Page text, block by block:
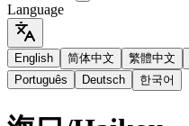
Language
English 简体中文 繁體中文
Português
Deutsch 한국어